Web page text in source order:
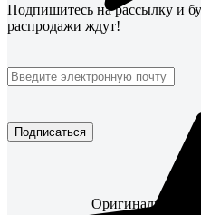
Подпишитесь на рассылку и
распродажи ждут!
Подписаться
Оригинальные